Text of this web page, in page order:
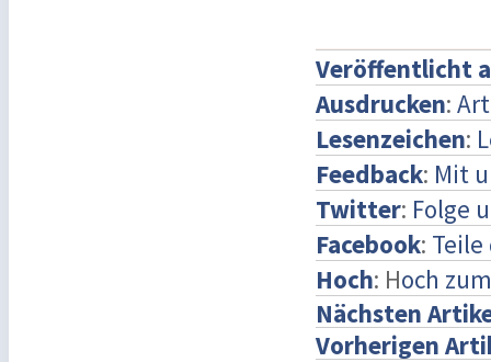
Veröffentlicht
Ausdrucken:
Lesenzeichen:
Feedback: Mit
Twitter: Folge
Facebook:
Hoch: Hoch
Nächsten
Vorherigen